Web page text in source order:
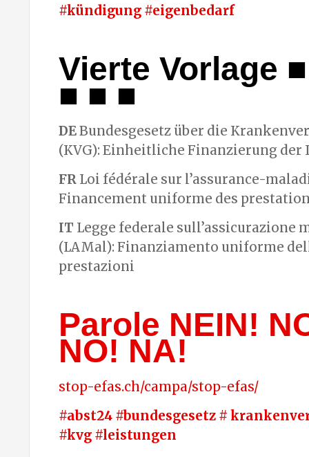
#kündigung #eigenbedarf
Vierte Vorlage
■ ■ ■
DEBundesgesetz über die
(KVG): Einheitliche Finanzierung der
FR Loi fédérale sur l’assurance-
Financement uniforme des
IT Legge federale sull’assicurazione
(LAMal): Finanziamento uniforme
prestazioni
Parole NEIN!
NO! NA!
stop-efas.ch/campa/stop-efas/
#abst24 #bundesgesetz #
#kvg #leistungen